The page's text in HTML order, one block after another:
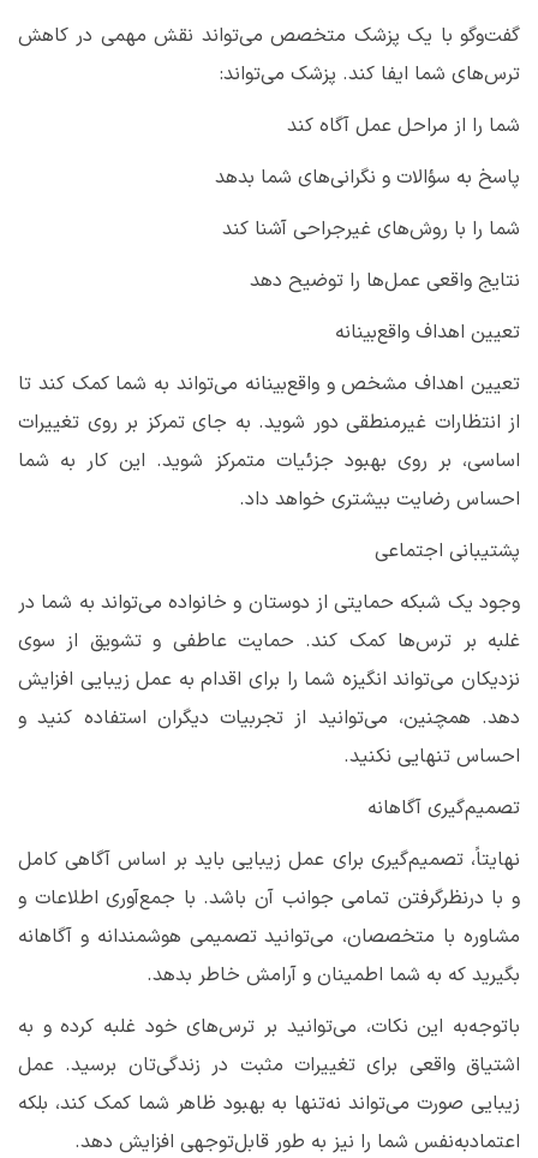
گفت‌وگو با یک پزشک متخصص می‌تواند نقش مهمی در کاهش
ترس‌های شما ایفا کند. پزشک می‌تواند:
شما را از مراحل عمل آگاه کند
پاسخ به سؤالات و نگرانی‌های شما بدهد
شما را با روش‌های غیرجراحی آشنا کند
نتایج واقعی عمل‌ها را توضیح دهد
تعیین اهداف واقع‌بینانه
تعیین اهداف مشخص و واقع‌بینانه می‌تواند به شما کمک کند تا
از انتظارات غیرمنطقی دور شوید. به جای تمرکز بر روی تغییرات
اساسی، بر روی بهبود جزئیات متمرکز شوید. این کار به شما
احساس رضایت بیشتری خواهد داد.
پشتیبانی اجتماعی
وجود یک شبکه حمایتی از دوستان و خانواده می‌تواند به شما در
غلبه بر ترس‌ها کمک کند. حمایت عاطفی و تشویق از سوی
نزدیکان می‌تواند انگیزه شما را برای اقدام به عمل زیبایی افزایش
دهد. همچنین، می‌توانید از تجربیات دیگران استفاده کنید و
احساس تنهایی نکنید.
تصمیم‌گیری آگاهانه
نهایتاً، تصمیم‌گیری برای عمل زیبایی باید بر اساس آگاهی کامل
و با درنظرگرفتن تمامی جوانب آن باشد. با جمع‌آوری اطلاعات و
مشاوره با متخصصان، می‌توانید تصمیمی هوشمندانه و آگاهانه
بگیرید که به شما اطمینان و آرامش خاطر بدهد.
باتوجه‌به این نکات، می‌توانید بر ترس‌های خود غلبه کرده و به
اشتیاق واقعی برای تغییرات مثبت در زندگی‌تان برسید. عمل
زیبایی صورت می‌تواند نه‌تنها به بهبود ظاهر شما کمک کند، بلکه
اعتمادبه‌نفس شما را نیز به طور قابل‌توجهی افزایش دهد.